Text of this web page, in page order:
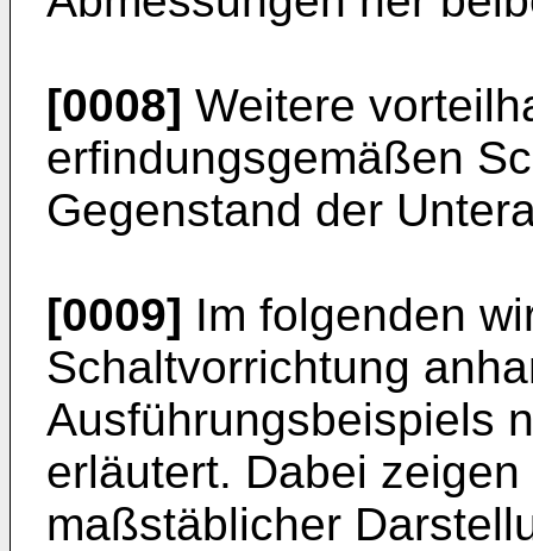
[0008] Weitere
erfindungsgemäßen
Gegenstand der
[0009] Im folgenden
Schaltvorrichtung
Ausführungsbeispiels
erläutert. Dabei
maßstäblicher